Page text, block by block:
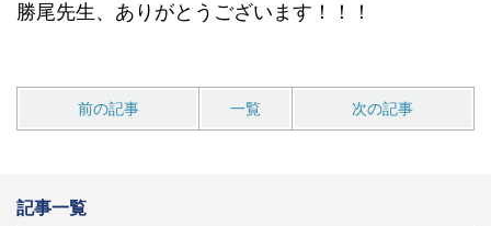
勝尾先生、ありがとうございます！！！
前の記事 一覧 次の記事
記事一覧